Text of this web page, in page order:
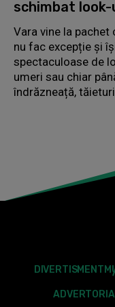
schimbat
Vara vine la
nu fac excepție și
spectaculoase de
umeri sau chiar
îndrăzneață,
DIVERTISMENT